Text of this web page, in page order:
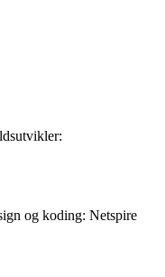
og koding: Netspire